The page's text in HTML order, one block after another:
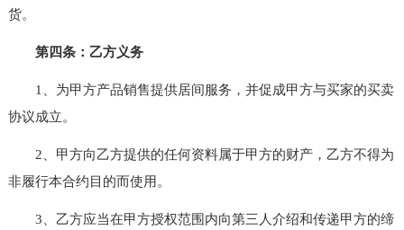
货。
第四条：乙方义务
1、为甲方产品销售提供居间服务，并促成甲方与买家的买卖
协议成立。
2、甲方向乙方提供的任何资料属于甲方的财产，乙方不得为
非履行本合约目的而使用。
3、乙方应当在甲方授权范围内向第三人介绍和传递甲方的缔